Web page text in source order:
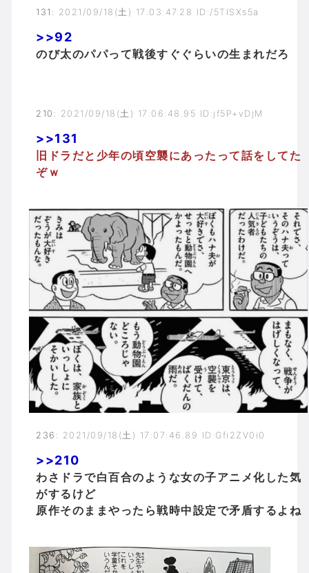
131 : 2021/09/18(土) 17:03:47.28 ID:/5TISXs5a
>>92
のび太のパパって戦後すぐぐらいの生まれだろ
210 : 2021/09/18(土) 17:06:48.95 ID:jf5P+vDjM
>>131
旧ドラだと少年の頃空襲にあったって話をしてた
ぞｗ
236 : 2021/09/18(土) 17:07:46.89 ID:Gfi2ZV0i0
>>210
わさドラで白百合のような女の子アニメ化した気
がするけど
原作そのままやったら戦時中設定で矛盾するよね